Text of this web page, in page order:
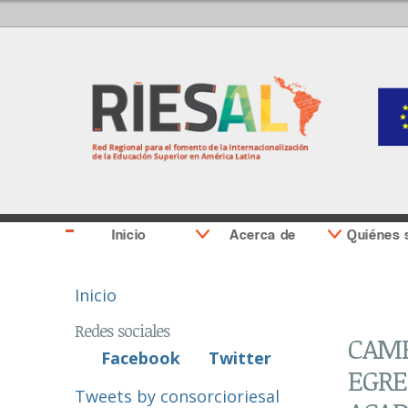
Inicio Acerca de Quiénes
Inicio
Redes sociales
Facebook
Twitter
Tweets by consorcioriesal